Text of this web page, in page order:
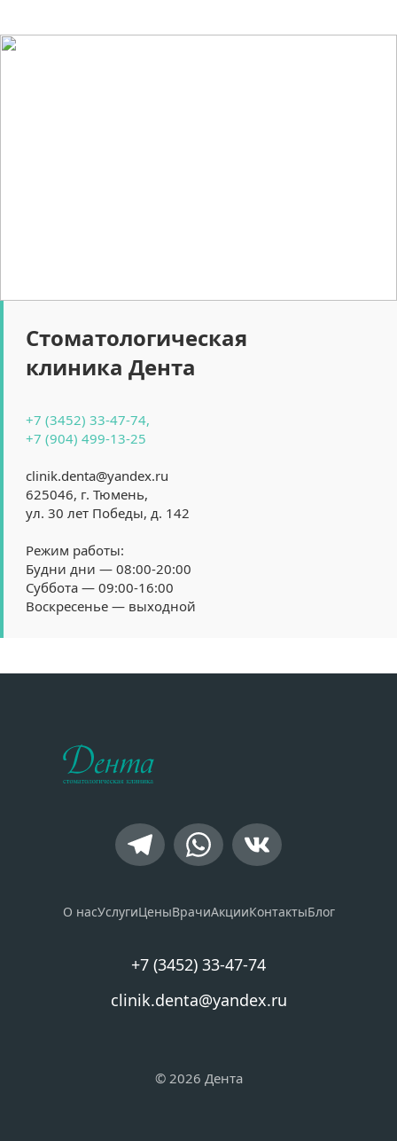
Стоматологическая
клиника Дента
+7 (3452) 33-47-74,
+7 (904) 499-13-25
clinik.denta@yandex.ru
625046, г. Тюмень,
ул. 30 лет Победы, д. 142
Режим работы:
Будни дни — 08:00-20:00
Суббота — 09:00-16:00
Воскресенье — выходной
О насУслугиЦеныВрачиАкцииКонтактыБлог
+7 (3452) 33-47-74
clinik.denta@yandex.ru
© 2026 Дента